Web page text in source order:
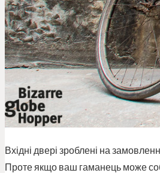
Вхідні двері зроблені на
Проте якщо ваш гаманець може